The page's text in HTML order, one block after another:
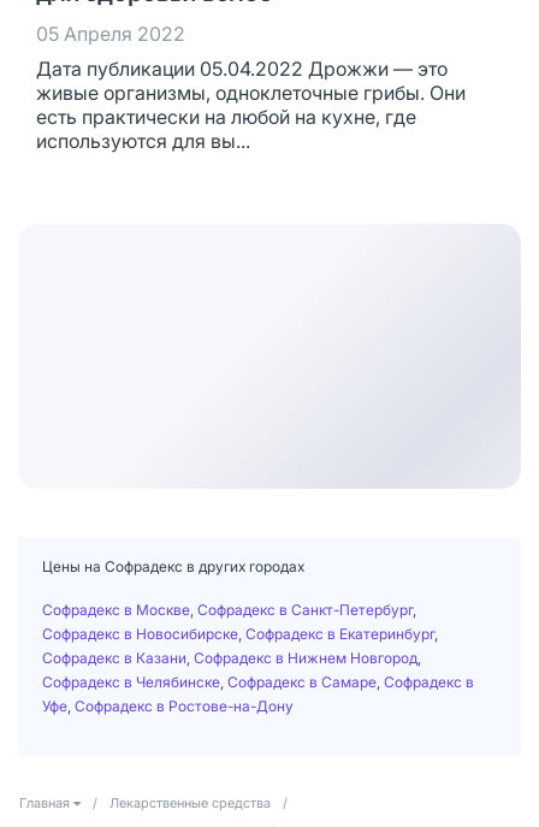
05 Апреля 2022
Дата публикации 05.04.2022 Дрожжи — это
живые организмы, одноклеточные грибы. Они
есть практически на любой на кухне, где
используются для вы...
Цены на Софрадекс в других городах
Софрадекс в Москве Софрадекс в Санкт-Петербург,
Софрадекс в Новосибирске Софрадекс в Екатеринбург,
Софрадекс в Казани Софрадекс в Нижнем Новгород
Софрадекс в Челябинске Софрадекс в Самаре Софрадекс в
Уфе Софрадекс в Ростове-на-Дону
Главная / Лекарственные средства
/